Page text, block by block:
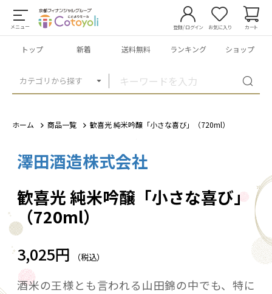
メニュー
カテゴリから探す
登録/ログイン お気に入り カート
トップ 新着 送料無料 ランキング ショップ
ホーム 商品一覧 歓喜光 純米吟醸「小さな喜び」（720ml）
澤田酒造株式会社
歓喜光 純米吟醸「小さな喜び」
（720ml）
3,025円 （税込）
酒米の王様とも言われる山田錦の中でも、特に